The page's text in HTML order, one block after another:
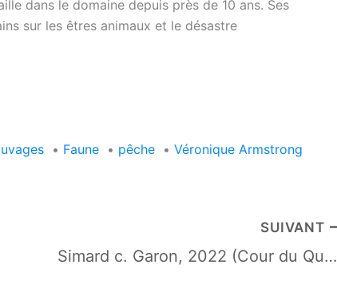
dans le domaine depuis près de 10 ans. Ses
sur les êtres animaux et le désastre
• Faune • pêche • Véronique Armstrong
SUIVANT
Simard c. Garon, 2022 (Cour du Québec – Division des petites créances) – résumé – QCCQ 1364 (17 mars 2022)